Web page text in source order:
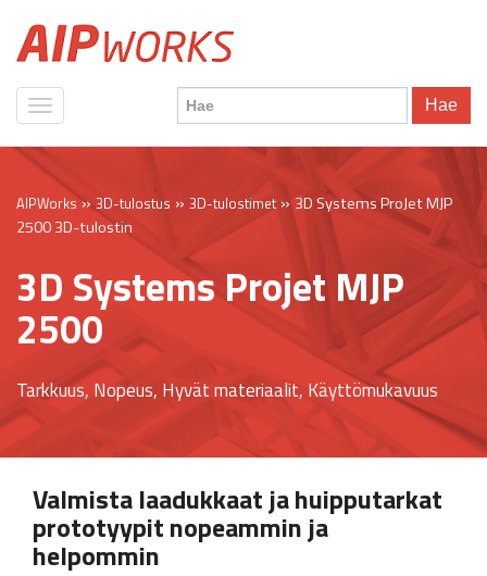
Hae
AIPWorks»3D-tulostus » 3D-tulostimet »3D Systems ProJet MJP
2500 3D-tulostin
3D Systems Projet MJP
2500
Tarkkuus, Nopeus, Hyvät materiaalit, Käyttömukavuus
Valmista laadukkaat ja huipputarkat
prototyypit nopeammin ja
helpommin